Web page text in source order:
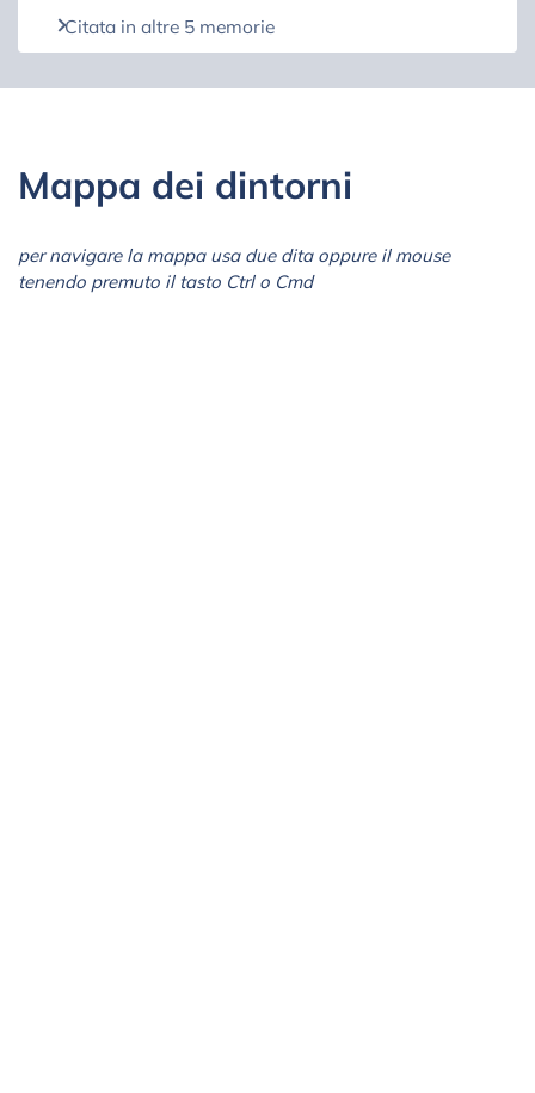
Citata in altre 5 memorie
Mappa dei dintorni
per navigare la mappa usa due dita oppure il mouse
tenendo premuto il tasto Ctrl o Cmd